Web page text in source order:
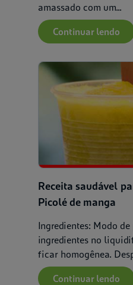
amassado com um...
Continuar lendo
Receita saudável
Picolé de manga
Ingredientes: Modo
ingredientes no
ficar homogênea.
Continuar lendo